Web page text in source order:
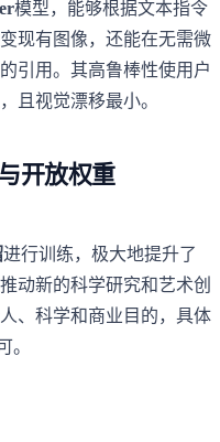
模型，能够根据文本指令
现有图像，还能在无需微
引用。其高鲁棒性使用户
且视觉漂移最小。
开放权重
进行训练，极大地提升了
动新的科学研究和艺术创
、科学和商业目的，具体
。